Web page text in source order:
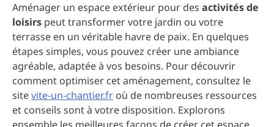
Aménager un espace extérieur pour des activités de
loisirs peut transformer votre jardin ou votre
terrasse en un véritable havre de paix. En quelques
étapes simples, vous pouvez créer une ambiance
agréable, adaptée à vos besoins. Pour découvrir
comment optimiser cet aménagement, consultez le
sitevite-un-chantier.fr où de nombreuses ressources
et conseils sont à votre disposition. Explorons